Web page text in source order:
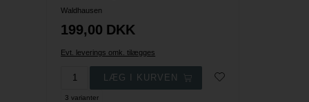
Waldhausen
199,00 DKK
Evt. leverings omk. tilægges
3 varianter